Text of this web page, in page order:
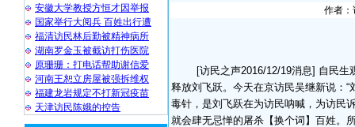
安徽大学教授方恒才因举报
国家举行大阅兵 百姓出行遭
福清访民林后勤被精神病所
湖南罗金玉被截访打伤医院
原珊珊：打电话帮助谢信爱
河南王恕立房屋被强拆维权
福建龙岩规定不打新冠疫苗
天津访民陈娥的控告
作者：
[访民之声2016/12/19消息] 自民
释放刘飞跃。 今天在京访民吴继新说：
毒针，是刘飞跃在为访民呐喊，为访民
就会肆无忌惮的屠杀【换个词】百姓。